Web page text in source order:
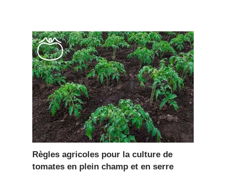
Règles agricoles pour la culture de
tomates en plein champ et en serre